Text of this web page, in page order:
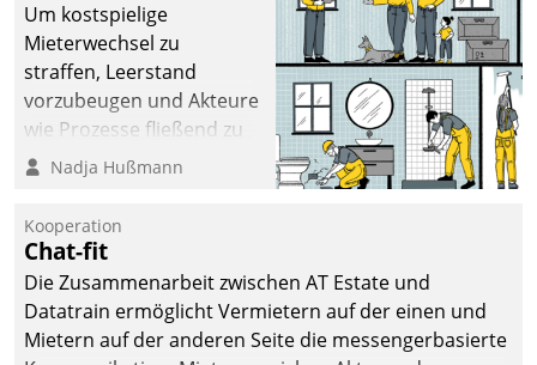
Um kostspielige
Mieterwechsel zu
straffen, Leerstand
vorzubeugen und Akteure
wie Prozesse fließend zu
vernetzen, nutzt die
Jahresbeginn eine
Überblick, Einsicht und
Eingriff bietende Lösung.
Zur Entwicklung setzte
man auf
Cloudtechnologie,
Nadja Hußmann
Kooperation
Chat-fit
Die Zusammenarbeit zwischen AT Estate und
Datatrain ermöglicht Vermietern auf der einen und
Mietern auf der anderen Seite die messengerbasierte